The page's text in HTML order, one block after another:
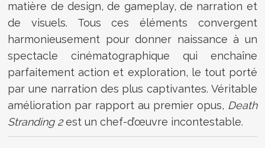
matière de design, de gameplay, de narration et
de visuels. Tous ces éléments convergent
harmonieusement pour donner naissance à un
spectacle cinématographique qui enchaîne
parfaitement action et exploration, le tout porté
par une narration des plus captivantes. Véritable
amélioration par rapport au premier opus, Death
Stranding 2est un chef-d’œuvre incontestable.